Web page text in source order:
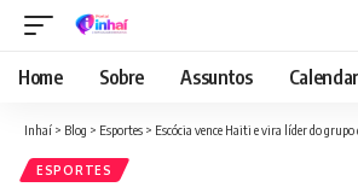
Home Sobre Assuntos
Inhaí > Blog > Esportes > Escócia vence Haiti e vira líder do
ESPORTES